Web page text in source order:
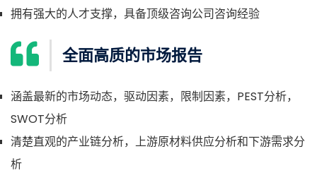
拥有强大的人才支撑，具备顶级咨询公司咨询经验
全面高质的市场报告
涵盖最新的市场动态，驱动因素，限制因素，PEST分析，
SWOT分析
清楚直观的产业链分析，上游原材料供应分析和下游需求分
析